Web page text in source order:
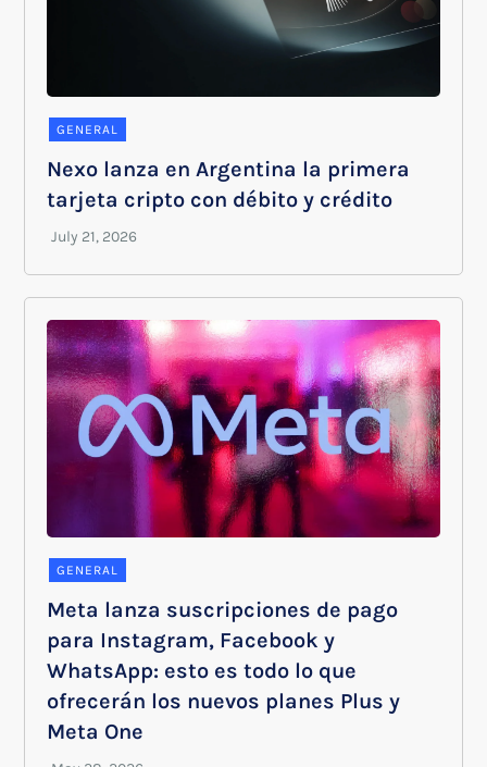
GENERAL
Nexo lanza en Argentina la primera
tarjeta cripto con débito y crédito
GENERAL
Meta lanza suscripciones de pago
para Instagram, Facebook y
WhatsApp: esto es todo lo que
ofrecerán los nuevos planes Plus y
Meta One